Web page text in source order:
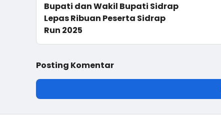
Bupati dan Wakil Bupati Sidrap
Lepas Ribuan Peserta Sidrap
Run 2025
Posting Komentar